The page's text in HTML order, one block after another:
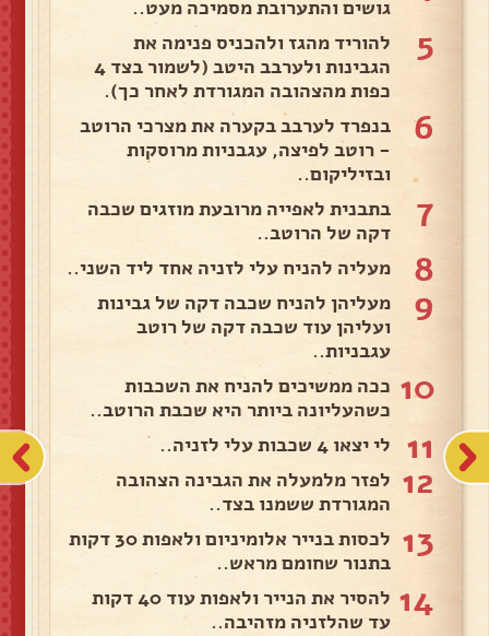
גושים והתערובת מסמיכה מעט..
5
להוריד מהגז ולהכניס פנימה את
הגבינות ולערבב היטב (לשמור בצד 4
כפות מהצהובה המגורדת לאחר כך).
6
בנפרד לערבב בקערה את מצרכי הרוטב
- רוטב לפיצה, עגבניות מרוסקות
ובזיליקום..
7
בתבנית לאפייה מרובעת מוזגים שכבה
דקה של הרוטב..
8 מעליה להניח עלי לזניה אחד ליד השני..
9
מעליהן להניח שכבה דקה של גבינות
ועליהן עוד שכבה דקה של רוטב
עגבניות..
10 ככה ממשיכים להניח את השכבות
כשהעליונה ביותר היא שכבת הרוטב..
11 לי יצאו 4 שכבות עלי לזניה..
12 לפזר מלמעלה את הגבינה הצהובה
המגורדת ששמנו בצד..
13
לכסות בנייר אלומיניום ולאפות 30 דקות
בתנור שחומם מראש..
14
להסיר את הנייר ולאפות עוד 40 דקות
עד שהלזניה מזהיבה..